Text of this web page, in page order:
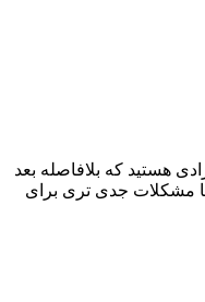
هستید که بلافاصله بعد
ها مشکلات جدی تری برای